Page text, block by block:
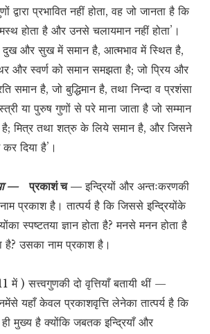
द्वारा प्रभावित नहीं होता, वह जो जानता है कि
होता है और उनसे चलायमान नहीं होता’।
दुख और सुख में समान है, आत्मभाव में स्थित है,
और स्वर्ण को समान समझता है; जो प्रिय और
समान है, जो बुद्धिमान है, तथा निन्दा व प्रशंसा
या पुरुष गुणों से परे माना जाता है जो सम्मान
मित्र तथा शत्रु के लिये समान है, और जिसने
दिया है’।
— प्रकाशं च —इन्द्रियों और अन्तःकरणकी
नाम प्रकाश है। तात्पर्य है कि जिससे इन्द्रियोंके
स्पष्टतया ज्ञान होता है? मनसे मनन होता है
है? उसका नाम प्रकाश है।
में ) सत्त्वगुणकी दो वृत्तियाँ बतायी थीं —
यहाँ केवल प्रकाशवृत्ति लेनेका तात्पर्य है कि
ही मुख्य है क्योंकि जबतक इन्द्रियाँ और